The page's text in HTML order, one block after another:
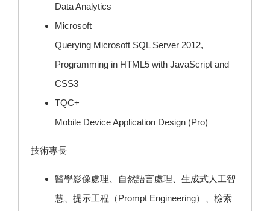
Data Analytics
Microsoft
Querying Microsoft SQL Server 2012,
Programming in HTML5 with JavaScript and
CSS3
TQC+
Mobile Device Application Design (Pro)
技術專長
醫學影像處理、自然語言處理、生成式人工智
慧、提示工程（Prompt Engineering）、檢索